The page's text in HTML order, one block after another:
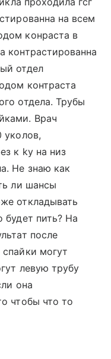
на всем
конраста в
контрастированна
отдел
контраста
отдела. Трубы
Врач
уколов,
к ky на низ
Не знаю как
ли шансы
откладывать
будет пить? На
после
могут
левую трубу
она
чтобы что то